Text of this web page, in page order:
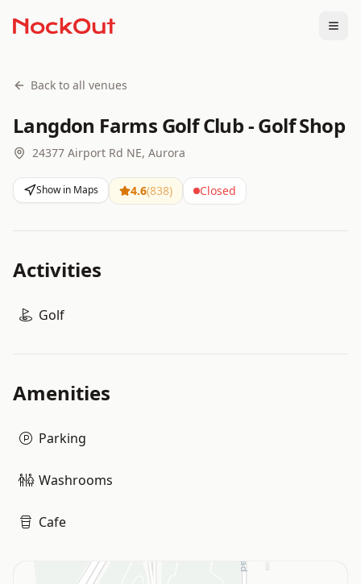
Back to all venues
Langdon Farms Golf Club - Golf Shop
24377 Airport Rd NE, Aurora
Show in Maps 4.6(838) Closed
Activities
Golf
Amenities
Parking
Washrooms
Cafe